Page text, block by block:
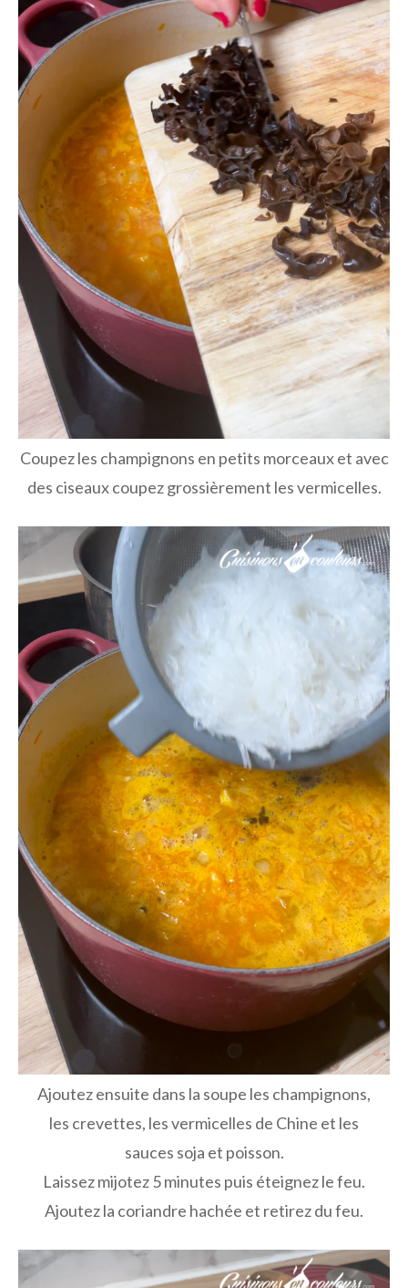
Coupez les champignons en petits morceaux et avec
des ciseaux coupez grossièrement les vermicelles.
Ajoutez ensuite dans la soupe les champignons,
les crevettes, les vermicelles de Chine et les
sauces soja et poisson.
Laissez mijotez 5 minutes puis éteignez le feu.
Ajoutez la coriandre hachée et retirez du feu.